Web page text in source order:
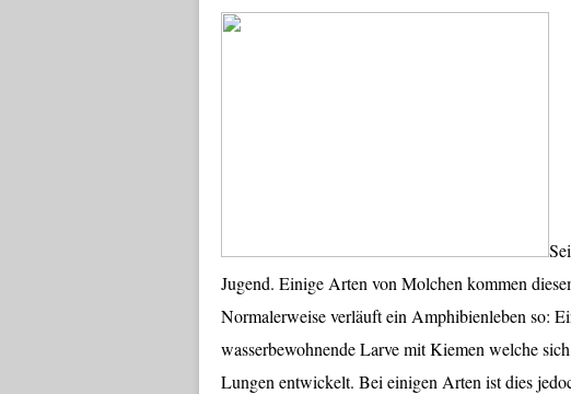
Jugend. Einige Arten von Molchen kommen
Normalerweise verläuft ein Amphibienleben so:
wasserbewohnende Larve mit Kiemen welche
Lungen entwickelt. Bei einigen Arten ist dies